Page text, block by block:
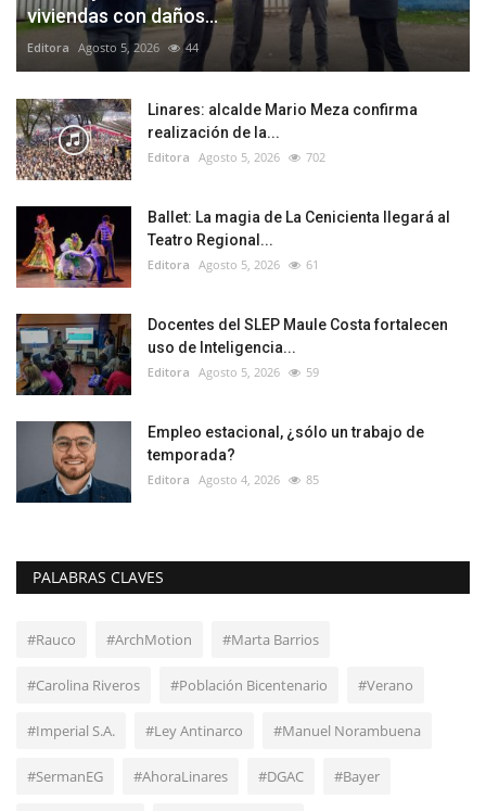
viviendas con daños...
Editora Agosto 5, 2026 44
Linares: alcalde Mario Meza confirma
realización de la...
Editora Agosto 5, 2026 702
Ballet: La magia de La Cenicienta llegará al
Teatro Regional...
Editora Agosto 5, 2026 61
Docentes del SLEP Maule Costa fortalecen
uso de Inteligencia...
Editora Agosto 5, 2026 59
Empleo estacional, ¿sólo un trabajo de
temporada?
Editora Agosto 4, 2026 85
PALABRAS CLAVES
#Rauco #ArchMotion #Marta Barrios
#Carolina Riveros #Población Bicentenario #Verano
#Imperial S.A. #Ley Antinarco #Manuel Norambuena
#SermanEG #AhoraLinares #DGAC #Bayer